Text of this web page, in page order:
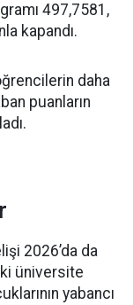
497,7581,
kapandı.
daha
puanların
2026’da da
üniversite
yabancı